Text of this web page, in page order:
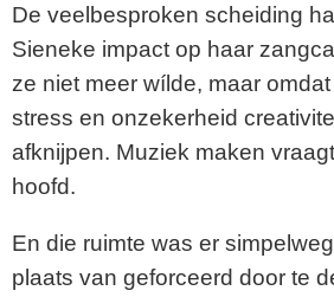
V
i
d
o
De veelbesproken scheiding
Sieneke impact op haar
ze niet meer wílde, maar
stress en onzekerheid
afknijpen. Muziek maken
hoofd.
En die ruimte was er
plaats van geforceerd door te